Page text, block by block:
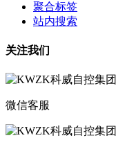
聚合标签
站内搜索
关注我们
微信客服